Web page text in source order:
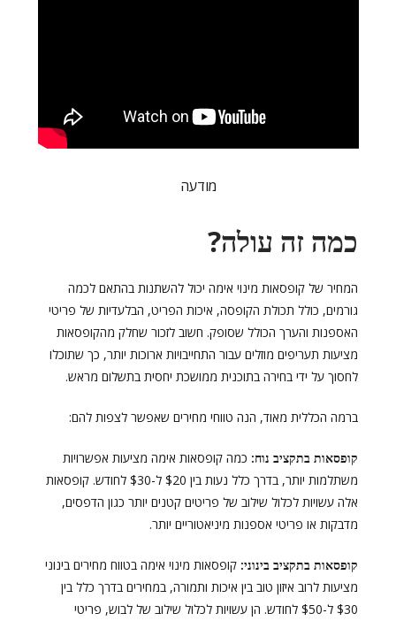
מודעה
כמה זה עולה?
המחיר של קופסאות מינוי אימה יכול להשתנות בהתאם לכמה
גורמים, כולל תכולת הקופסה, איכות הפריט, הבלעדיות של פריטי
האספנות והערך הכולל שסופק. חשוב לזכור שחלק מהקופסאות
מציעות תעריפים מוזלים עבור התחייבויות ארוכות יותר, כך שתוכלו
לחסוך על ידי בחירה בתוכנית ממושכת יחסית בתשלום מראש.
ברמה הכללית מאוד, הנה טווחי מחירים שאפשר לצפות להם:
קופסאות בתקציב נוח: כמה קופסאות אימה מציעות אפשרויות
משתלמות יותר, בדרך כלל נעות בין $20 ל-$30 לחודש. קופסאות
אלה עשויות לכלול שילוב של פריטים קטנים יותר כגון הדפסים,
מדבקות או פריטי אספנות מיניאטוריים יותר.
קופסאות בתקציב בינוני: קופסאות מינוי אימה בטווח מחירים בינוני
מציעות לרוב איזון טוב בין איכות ותמורה, במחירים בדרך כלל בין
$30 ל-$50 לחודש. הן עשויות לכלול שילוב של לבוש, פריטי